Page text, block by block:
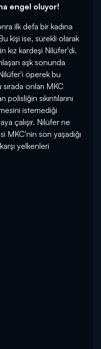
engel oluyor!
ilk defa bir kadına
kişi ise, sürekli olarak
kız kardeşi Nilüfer'di.
aşk sonunda
öperek bu
onları MKC
sıkıntılarını
istemediği
çalışır. Nilüfer ne
MKC'nin son yaşadığı
yelkenleri